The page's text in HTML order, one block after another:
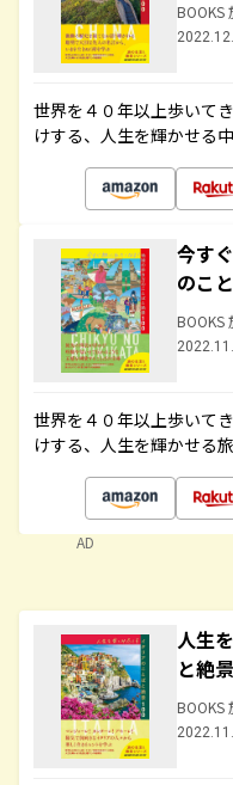
BOOKS
世界を４０年以上歩いて
けする、人生を輝かせる
今す
のこ
BOOKS
世界を４０年以上歩いて
けする、人生を輝かせる
AD
人生
と絶
BOOKS